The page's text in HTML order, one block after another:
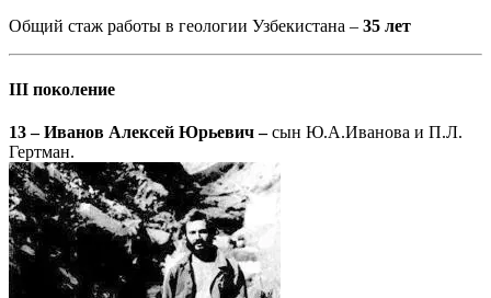
Общий стаж работы в геологии Узбекистана – 35 лет
III поколение
13 – Иванов Алексей Юрьевич –сын Ю.А.Иванова и П.Л.
Гертман.